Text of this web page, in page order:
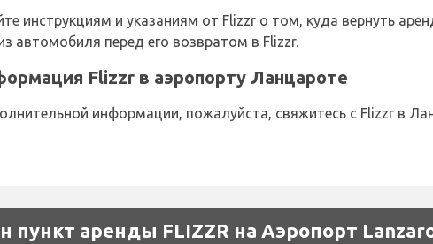
инструкциям и указаниям от Flizzr о том, куда вернуть
автомобиля перед его возвратом в Flizzr.
Flizzr в аэропорту Ланцароте
информации, пожалуйста, свяжитесь с Flizzr в
пункт аренды FLIZZR на Аэропорт